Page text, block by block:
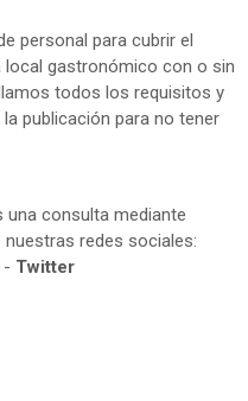
personal para cubrir el
local gastronómico con o sin
todos los requisitos y
publicación para no tener
una consulta mediante
nuestras redes sociales:
- Twitter